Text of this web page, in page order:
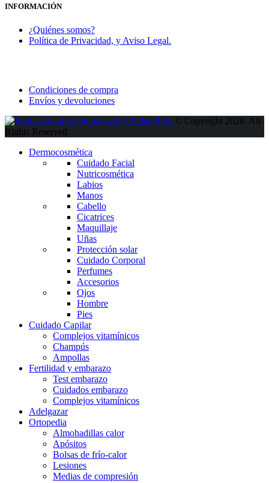
INFORMACIÓN
¿Quiénes somos?
Política de Privacidad, y Aviso Legal.
Condiciones de compra
Envíos y devoluciones
© Copyright 2026. All
Rights Reserved.
Dermocosmética
Cuidado Facial
Nutricosmética
Labios
Manos
Cabello
Cicatrices
Maquillaje
Uñas
Protección solar
Cuidado Corporal
Perfumes
Accesorios
Ojos
Hombre
Pies
Cuidado Capilar
Complejos vitamínicos
Champús
Ampollas
Fertilidad y embarazo
Test embarazo
Cuidados embarazo
Complejos vitamínicos
Adelgazar
Ortopedia
Almohadillas calor
Apósitos
Bolsas de frío-calor
Lesiones
Medias de compresión